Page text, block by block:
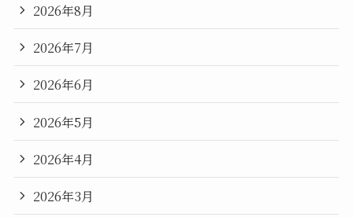
2026年8月
2026年7月
2026年6月
2026年5月
2026年4月
2026年3月